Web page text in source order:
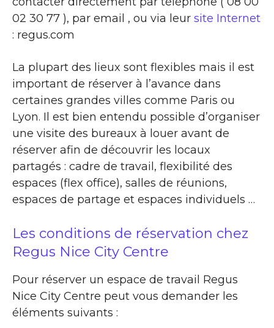
02 30 77 ), par email , ou via leur site Internet
: regus.com
La plupart des lieux sont flexibles mais il est
important de réserver à l’avance dans
certaines grandes villes comme Paris ou
Lyon. Il est bien entendu possible d’organiser
une visite des bureaux à louer avant de
réserver afin de découvrir les locaux
partagés : cadre de travail, flexibilité des
espaces (flex office), salles de réunions,
espaces de partage et espaces individuels …
Les conditions de réservation chez
Regus Nice City Centre
Pour réserver un espace de travail Regus
Nice City Centre peut vous demander les
éléments suivants :